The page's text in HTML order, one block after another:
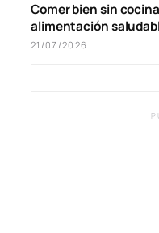
Comer bien sin
alimentación
21/07/2026